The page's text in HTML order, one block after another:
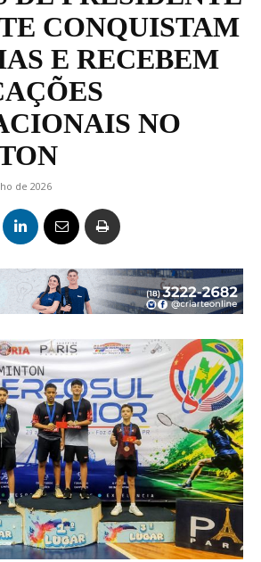
CONQUISTAM
E RECEBEM
NO
de 2026